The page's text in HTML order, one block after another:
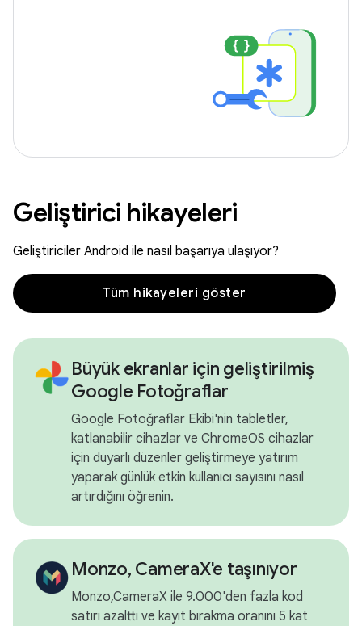
Geliştirici hikayeleri
Geliştiriciler Android ile nasıl başarıya ulaşıyor?
Tüm hikayeleri göster
Büyük ekranlar için geliştirilmiş
Google Fotoğraflar
Google Fotoğraflar Ekibi'nin tabletler,
katlanabilir cihazlar ve ChromeOS cihazlar
için duyarlı düzenler geliştirmeye yatırım
yaparak günlük etkin kullanıcı sayısını nasıl
artırdığını öğrenin.
Monzo, CameraX'e taşınıyor
Monzo,CameraX ile 9.000'den fazla kod
satırı azalttı ve kayıt bırakma oranını 5 kat